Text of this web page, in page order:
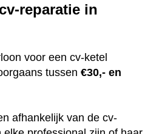
reparatie in
voor een cv-ketel
tussen €30,- en
afhankelijk van de cv-